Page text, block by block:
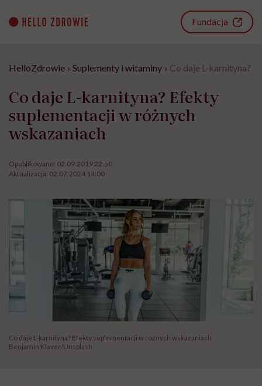
content
Fundacja
HelloZdrowie › Suplementy i witaminy › Co daje L-karnityna?
Co daje L-karnityna? Efekty
suplementacji w różnych
wskazaniach
Opublikowano: 02.09.2019 22:50
Aktualizacja: 02.07.2024 14:00
Co daje L-karnityna? Efekty suplementacji w różnych wskazaniach
Benjamin Klaver/Unsplash